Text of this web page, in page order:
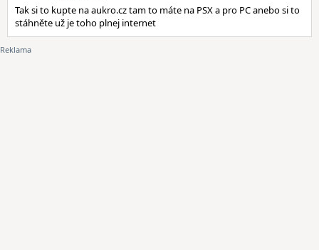
Tak si to kupte na aukro.cz tam to máte na PSX a pro PC anebo si to
stáhněte už je toho plnej internet